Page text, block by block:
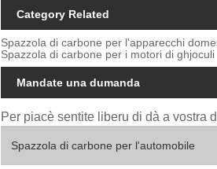
Category Related
Spazzola di carbone per l'apparecchi
Spazzola di carbone per i motori di ghjoculi
Mandate una dumanda
Per piacè sentite liberu di dà a vostra